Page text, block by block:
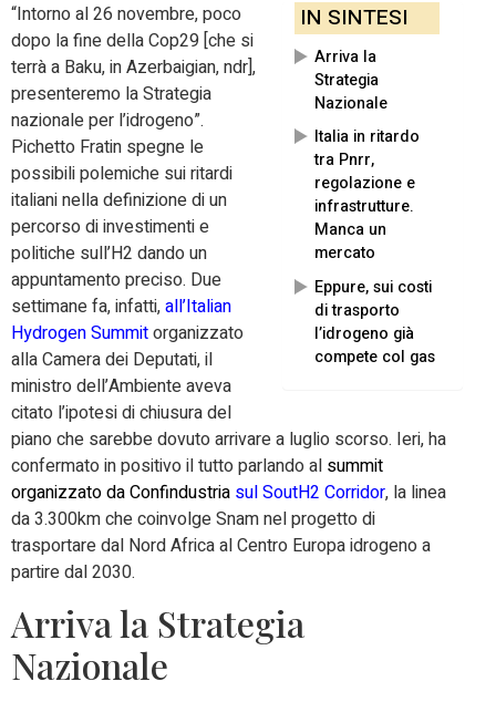
IN SINTESI
Arriva la
Strategia
Nazionale
Italia in ritardo
tra Pnrr,
regolazione e
infrastrutture.
Manca un
mercato
Eppure, sui costi
di trasporto
l’idrogeno già
compete col gas
“Intorno al 26 novembre, poco
dopo la fine della Cop29 [che si
terrà a Baku, in Azerbaigian, ndr],
presenteremo la Strategia
nazionale per l’idrogeno”.
Pichetto Fratin spegne le
possibili polemiche sui ritardi
italiani nella definizione di un
percorso di investimenti e
politiche sull’H2 dando un
appuntamento preciso. Due
settimane fa, infatti,all’Italian
Hydrogen Summitorganizzato
alla Camera dei Deputati, il
ministro dell’Ambiente aveva
citato l’ipotesi di chiusura del
piano che sarebbe dovuto arrivare a luglio scorso. Ieri, ha
confermato in positivo il tutto parlando al summit
organizzato da Confindustria sul SoutH2 Corridor, la linea
da 3.300km che coinvolge Snam nel progetto di
trasportare dal Nord Africa al Centro Europa idrogeno a
partire dal 2030.
Arriva la Strategia
Nazionale